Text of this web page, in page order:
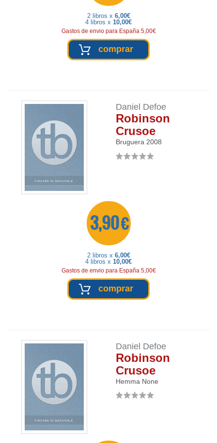
2 libros x 6,00€
4 libros x 10,00€
Gastos de envio para España 5,00€
comprar
Daniel Defoe
Robinson
Crusoe
Bruguera 2008
3,90 €
2 libros x 6,00€
4 libros x 10,00€
Gastos de envio para España 5,00€
comprar
Daniel Defoe
Robinson
Crusoe
Hemma None